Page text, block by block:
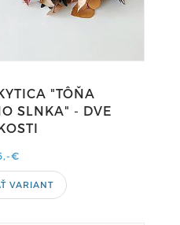
"TÔŇA
SLNKA" - DVE
€
VARIANT